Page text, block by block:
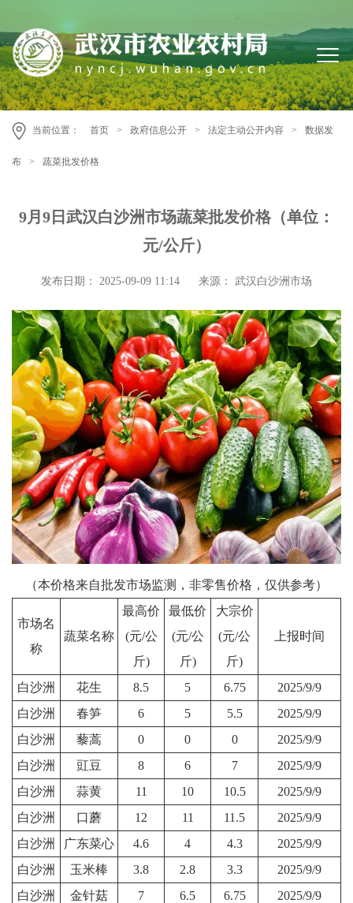
当前位置： 首页 > 政府信息公开 > 法定主动公开内容 > 数据发
布 > 蔬菜批发价格
9月9日武汉白沙洲市场蔬菜批发价格（单位：
元/公斤）
发布日期： 2025-09-09 11:14 来源： 武汉白沙洲市场
（本价格来自批发市场监测，非零售价格，仅供参考）
市场名
称
蔬菜名称
最高价
(元/公
斤)
最低价
(元/公
斤)
大宗价
(元/公
斤)
上报时间
白沙洲 花生 8.5 5 6.75
2025/9/9
白沙洲
春笋 6 5 5.5
2025/9/9
白沙洲
藜蒿 0 0 0
2025/9/9
白沙洲
豇豆 8 6 7
2025/9/9
白沙洲
蒜黄 11 10 10.5
2025/9/9
白沙洲
口蘑 12 11 11.5
2025/9/9
白沙洲
广东菜心 4.6 4 4.3
2025/9/9
白沙洲
玉米棒 3.8 2.8 3.3
2025/9/9
白沙洲
金针菇 7 6.5 6.75
2025/9/9